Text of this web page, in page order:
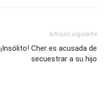
Artículo siguiente
¡Insólito! Cher es acusada de
secuestrar a su hijo